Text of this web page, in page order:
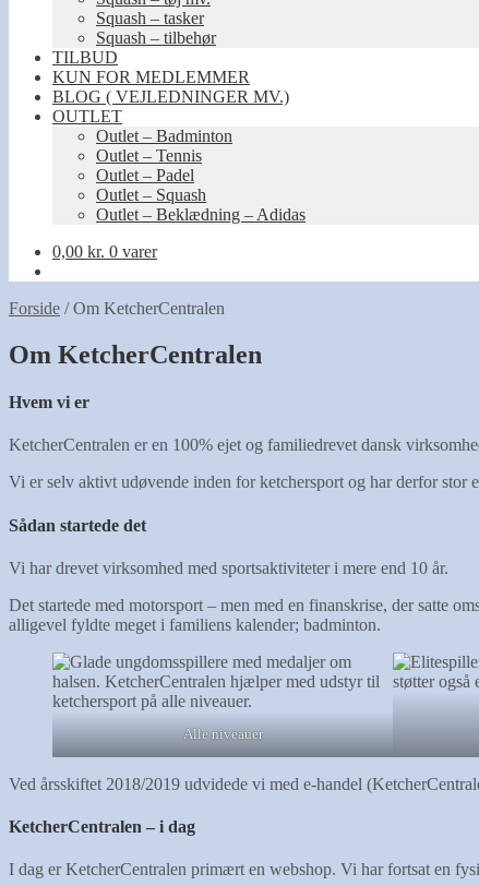
Squash – tasker
Squash – tilbehør
TILBUD
KUN FOR MEDLEMMER
BLOG ( VEJLEDNINGER MV.)
OUTLET
Outlet – Badminton
Outlet – Tennis
Outlet – Padel
Outlet – Squash
Outlet – Beklædning – Adidas
0,00 kr. 0 varer
Forside /Om KetcherCentralen
Om KetcherCentralen
Hvem vi er
KetcherCentralen er en 100% ejet og familiedrevet dansk
Vi er selv aktivt udøvende inden for ketchersport og har derfor
Sådan startede det
Vi har drevet virksomhed med sportsaktiviteter i mere end 10 år.
Det startede med motorsport – men med en finanskrise, der satte
alligevel fyldte meget i familiens kalender; badminton.
Alle niveauer
Ved årsskiftet 2018/2019 udvidede vi med e-handel
KetcherCentralen – i dag
I dag er KetcherCentralen primært en webshop. Vi har fortsat en